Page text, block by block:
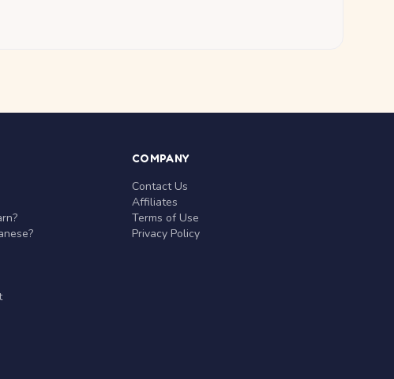
COMPANY
Contact Us
Affiliates
Terms of Use
Privacy Policy